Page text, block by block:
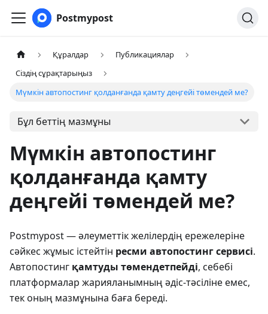
Postmypost
Құралдар
Публикациялар
Сіздің сұрақтарыңыз
Мүмкін автопостинг қолданғанда қамту деңгейі төмендей ме?
Бұл беттің мазмұны
Мүмкін автопостинг
қолданғанда қамту
деңгейі төмендей ме?
Postmypost — әлеуметтік желілердің ережелеріне
сәйкес жұмыс істейтін ресми автопостинг сервисі.
Автопостинг қамтуды төмендетпейді, себебі
платформалар жарияланымның әдіс-тәсіліне емес,
тек оның мазмұнына баға береді.